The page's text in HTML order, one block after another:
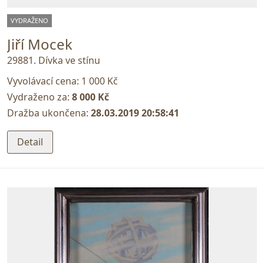
VYDRAŽENO
Jiří Mocek
29881. Dívka ve stínu
Vyvolávací cena: 1 000 Kč
Vydraženo za: 8 000 Kč
Dražba ukončena: 28.03.2019 20:58:41
Detail